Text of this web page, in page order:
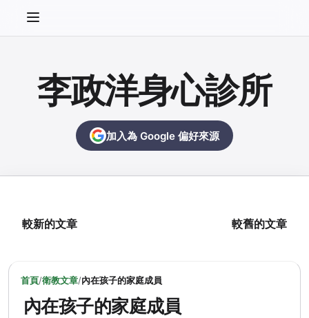
李政洋身心診所
加入為 Google 偏好來源
較新的文章 較舊的文章
首頁/衛教文章/內在孩子的家庭成員
內在孩子的家庭成員